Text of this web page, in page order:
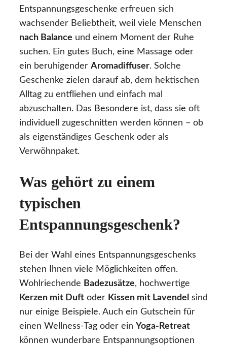
Entspannungsgeschenke erfreuen sich
wachsender Beliebtheit, weil viele Menschen
nach Balance und einem Moment der Ruhe
suchen. Ein gutes Buch, eine Massage oder
ein beruhigender Aromadiffuser. Solche
Geschenke zielen darauf ab, dem hektischen
Alltag zu entfliehen und einfach mal
abzuschalten. Das Besondere ist, dass sie oft
individuell zugeschnitten werden können – ob
als eigenständiges Geschenk oder als
Verwöhnpaket.
Was gehört zu einem
typischen
Entspannungsgeschenk?
Bei der Wahl eines Entspannungsgeschenks
stehen Ihnen viele Möglichkeiten offen.
Wohlriechende Badezusätze, hochwertige
Kerzen mit Duft oder Kissen mit Lavendel sind
nur einige Beispiele. Auch ein Gutschein für
einen Wellness-Tag oder ein Yoga-Retreat
können wunderbare Entspannungsoptionen